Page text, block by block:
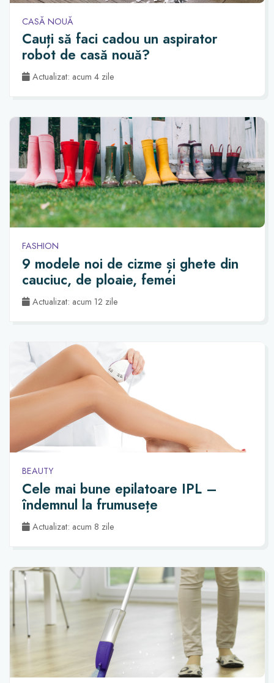
CASĂ NOUĂ
Cauți să faci cadou un aspirator
robot de casă nouă?
Actualizat: acum 4 zile
FASHION
9 modele noi de cizme și ghete din
cauciuc, de ploaie, femei
Actualizat: acum 12 zile
BEAUTY
Cele mai bune epilatoare IPL –
îndemnul la frumusețe
Actualizat: acum 8 zile